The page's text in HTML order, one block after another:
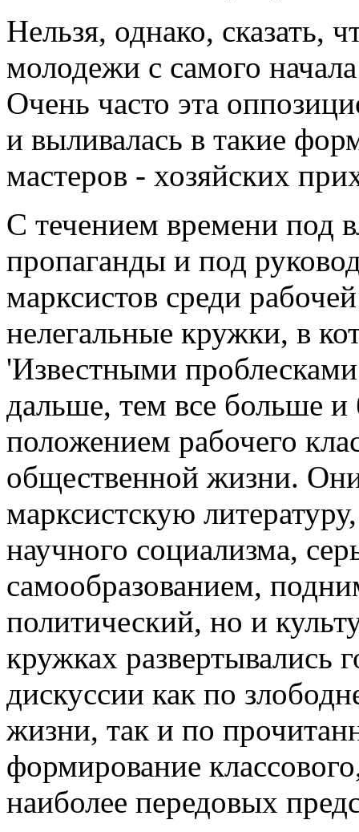
Нельзя, однако, сказать,
молодежи с самого
Очень часто эта
и выливалась в такие
мастеров - хозяйских
С течением времени под
пропаганды и под
марксистов среди
нелегальные кружки, в
'Известными
дальше, тем все больше
положением рабочего
общественной жизни.
марксистскую
научного социализма,
самообразованием,
политический, но и
кружках развертывались
дискуссии как по
жизни, так и по
формирование
наиболее передовых